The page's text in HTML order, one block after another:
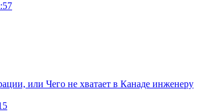
или Чего не хватает в Канаде инженеру